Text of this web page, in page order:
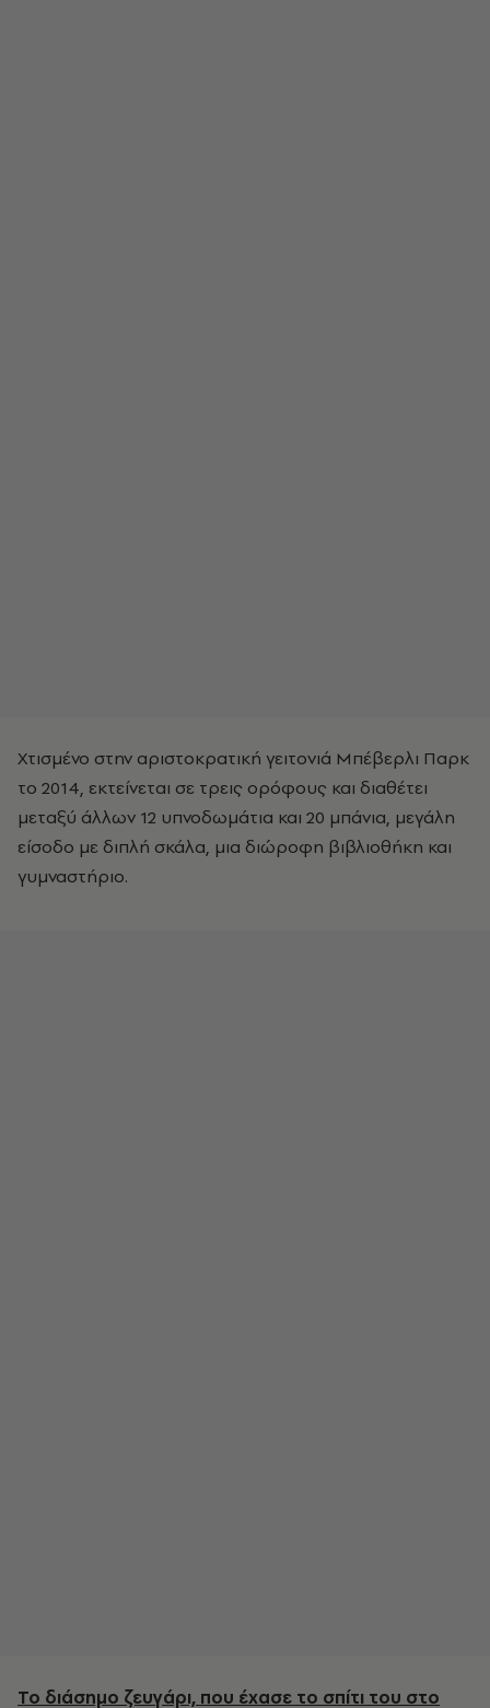
Χτισμένο στην αριστοκρατική γειτονιά Μπέβερλι Παρκ
το 2014, εκτείνεται σε τρεις ορόφους και διαθέτει
μεταξύ άλλων 12 υπνοδωμάτια και 20 μπάνια, μεγάλη
είσοδο με διπλή σκάλα, μια διώροφη βιβλιοθήκη και
γυμναστήριο.
Το διάσημο ζευγάρι, που έχασε το σπίτι του στο